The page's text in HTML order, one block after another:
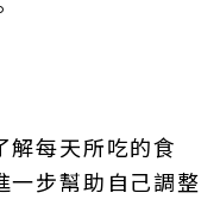
解每天所吃的食
一步幫助自己調整